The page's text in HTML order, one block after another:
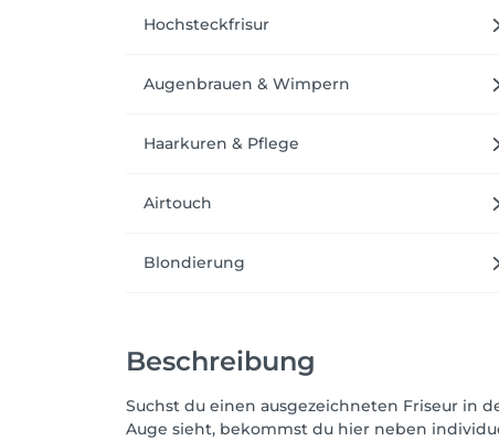
Hochsteckfrisur
Augenbrauen & Wimpern
Haarkuren & Pflege
Airtouch
Blondierung
Beschreibung
Suchst du einen ausgezeichneten Friseur in
Auge sieht, bekommst du hier neben